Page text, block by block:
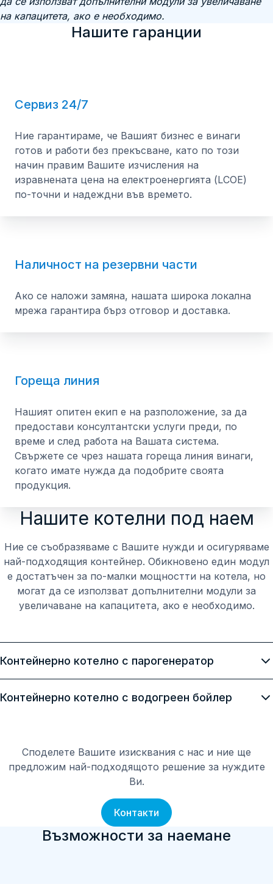
на капацитета, ако е необходимо.
Нашите гаранции
Сервиз 24/7
Ние гарантираме, че Вашият бизнес е винаги
готов и работи без прекъсване, като по този
начин правим Вашите изчисления на
изравнената цена на електроенергията (LCOE)
по-точни и надеждни във времето.
Наличност на резервни части
Ако се наложи замяна, нашата широка локална
мрежа гарантира бърз отговор и доставка.
Гореща линия
Нашият опитен екип е на разположение, за да
предостави консултантски услуги преди, по
време и след работа на Вашата система.
Свържете се чрез нашата гореща линия винаги,
когато имате нужда да подобрите своята
продукция.
Нашите котелни под наем
Ние се съобразяваме с Вашите нужди и осигуряваме
най-подходящия контейнер. Обикновено един модул
е ​​достатъчен за по-малки мощностти на котела, но
могат да се използват допълнителни модули за
увеличаване на капацитета, ако е необходимо.
Контейнерно котелно с парогенератор
Контейнерна котелна централа с парогенератор,
оборудване като циркулационни помпи, спирателни и
регулиращи устройства и измервателни инструменти.
Помещава и комин за димни газове, резервоар за
захранваща вода, резервоар за течно гориво и
проточен охладител. Топлоизолацията на
тръбопровода минимизира топлинните загуби,
докато вентилационната система и
Контейнерно котелно с водогреен бойлер
оборудване, оборудван с нафтова или газова горелка.
Този контейнер включва основни спомагателни
компоненти като циркулационни помпи, спирателно
и регулиращо оборудване и измервателни
устройства. Той също така разполага с комин за
димни газове, резервоар за захранваща вода,
Споделете Вашите изисквания с нас и ние ще
предложим най-подходящото решение за нуждите
Ви.
Контакти
Възможности за наемане